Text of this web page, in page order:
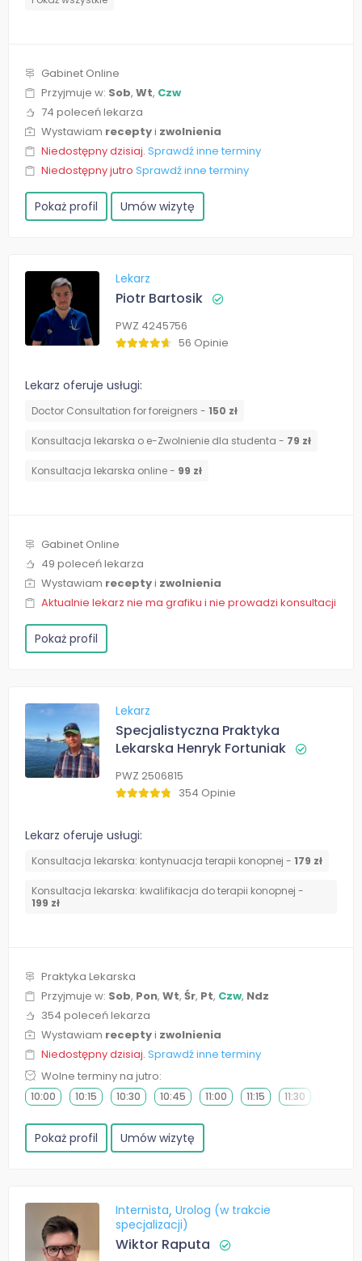
Gabinet Online
Przyjmuje w: Sob, Wt, Czw
74 poleceń lekarza
Wystawiam receptyi zwolnienia
Niedostępny dzisiaj. Sprawdź inne terminy
Niedostępny jutro Sprawdź inne terminy
Pokaż profil Umów wizytę
Lekarz
Piotr Bartosik
PWZ 4245756
56 Opinie
Lekarz oferuje usługi:
Doctor Consultation for foreigners - 150 zł
Konsultacja lekarska o e-Zwolnienie dla studenta - 79 zł
Konsultacja lekarska online - 99 zł
Gabinet Online
49 poleceń lekarza
Wystawiam receptyi zwolnienia
Aktualnie lekarz nie ma grafiku i nie prowadzi konsultacji
Pokaż profil
Lekarz
Specjalistyczna Praktyka
Lekarska Henryk Fortuniak
PWZ 2506815
354 Opinie
Lekarz oferuje usługi:
Konsultacja lekarska: kontynuacja terapii konopnej - 179 zł
Konsultacja lekarska: kwalifikacja do terapii konopnej -
199 zł
Praktyka Lekarska
Przyjmuje w: Sob, Pon, Wt, Śr, Pt, Czw, Ndz
354 poleceń lekarza
Wystawiam receptyi zwolnienia
Niedostępny dzisiaj. Sprawdź inne terminy
Wolne terminy na jutro:
10:00 10:15 10:30 10:45 11:00 11:15 11:30
Pokaż profil Umów wizytę
Internista Urolog (w trakcie
specjalizacji)
Wiktor Raputa